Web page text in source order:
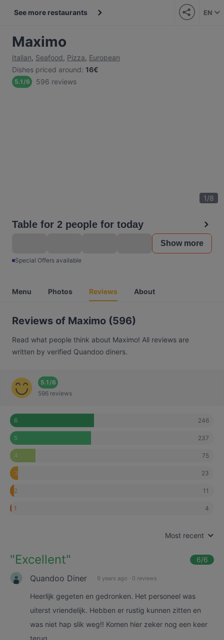
See more restaurants EN
Maximo
Italian, Seafood, Pizza, European
Dishes priced around: 16€
5.1/6 596 reviews
1/8
Table for 2 people for today
Show more
Special Offers available
Menu Photos Reviews About
Reviews of Maximo (596)
Read what people think about Maximo! All reviews are
written by verified Quandoo diners.
5.1/6
596 reviews
6 246
5 237
4 75
3 23
2 11
1 4
Most recent
"Excellent" 6/6
Quandoo Diner 9 years ago · 0 reviews
Heerlijk gegeten en gedronken. Het personeel was
uiterst vriendelijk. Hebben er rustig kunnen zitten en
was niet hap slik weg!! Komen hier zeker nog een keer
terug.